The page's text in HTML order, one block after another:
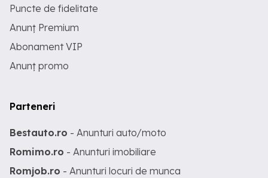
Puncte de fidelitate
Anunț Premium
Abonament VIP
Anunț promo
Parteneri
Bestauto.ro - Anunturi auto/moto
Romimo.ro - Anunturi imobiliare
Romjob.ro - Anunturi locuri de munca